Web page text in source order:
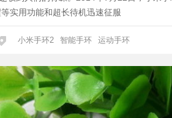
实用功能和超长待机迅速征服
小米手环2 智能手环 运动手环